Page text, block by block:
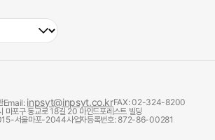
Email: inpsyt@inpsyt.co.krFAX: 02-324-8200
포구 동교로 18길 20 마인드포레스트 빌딩
서울마포-2044사업자등록번호: 872-86-00281